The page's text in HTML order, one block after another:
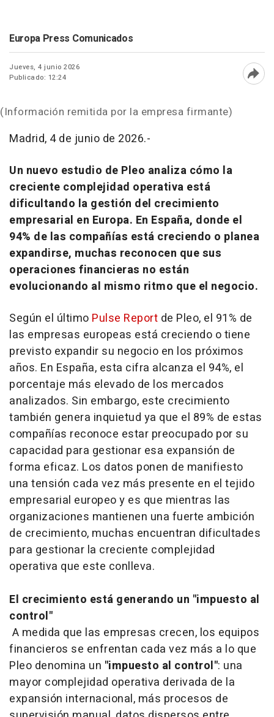
Europa Press Comunicados
Jueves, 4 junio 2026
Publicado: 12:24
(Información remitida por la empresa firmante)
Madrid, 4 de junio de 2026.-
Un nuevo estudio de Pleo analiza cómo la
creciente complejidad operativa está
dificultando la gestión del crecimiento
empresarial en Europa. En España, donde el
94% de las compañías está creciendo o planea
expandirse, muchas reconocen que sus
operaciones financieras no están
evolucionando al mismo ritmo que el negocio.
Según el último Pulse Report de Pleo, el 91% de
las empresas europeas está creciendo o tiene
previsto expandir su negocio en los próximos
años. En España, esta cifra alcanza el 94%, el
porcentaje más elevado de los mercados
analizados. Sin embargo, este crecimiento
también genera inquietud ya que el 89% de estas
compañías reconoce estar preocupado por su
capacidad para gestionar esa expansión de
forma eficaz. Los datos ponen de manifiesto
una tensión cada vez más presente en el tejido
empresarial europeo y es que mientras las
organizaciones mantienen una fuerte ambición
de crecimiento, muchas encuentran dificultades
para gestionar la creciente complejidad
operativa que este conlleva.
El crecimiento está generando un "impuesto al
control"
A medida que las empresas crecen, los equipos
financieros se enfrentan cada vez más a lo que
Pleo denomina un "impuesto al control": una
mayor complejidad operativa derivada de la
expansión internacional, más procesos de